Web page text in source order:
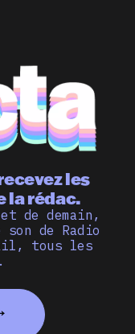
les
la rédac.
de demain,
de Radio
tous les